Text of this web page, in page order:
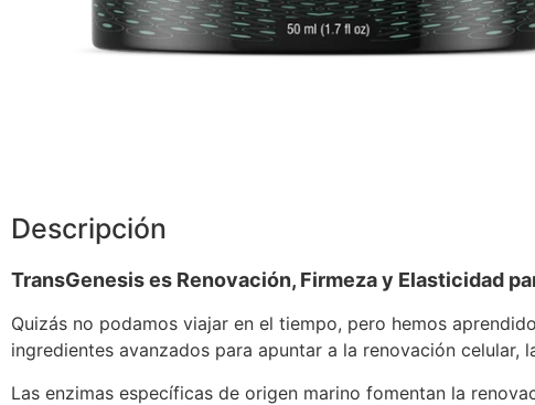
Descripción
TransGenesis es Renovación, Firmeza y Elasticidad
Quizás no podamos viajar en el tiempo, pero hemos
ingredientes avanzados para apuntar a la renovación
Las enzimas específicas de origen marino fomentan la